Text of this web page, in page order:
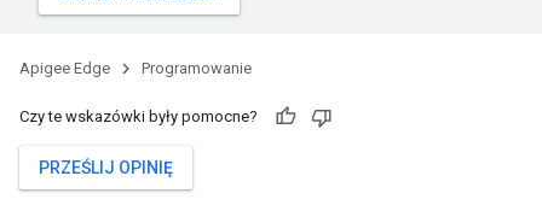
Apigee Edge Programowanie
Czy te wskazówki były pomocne?
PRZEŚLIJ OPINIĘ